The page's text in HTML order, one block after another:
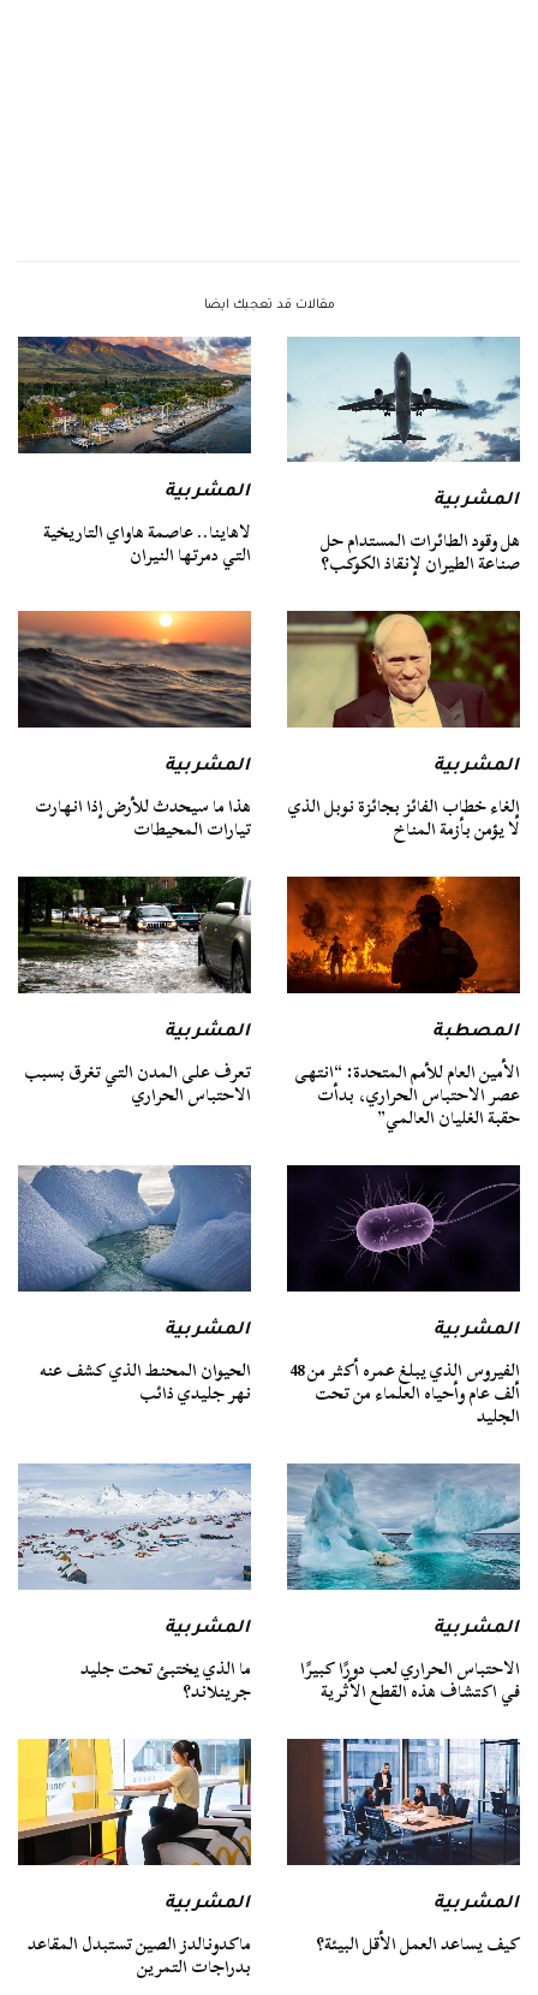
مقالات قد تعجبك ايضا
المشربية
هل وقود الطائرات المستدام حل
صناعة الطيران لإنقاذ الكوكب؟
المشربية
لاهاينا.. عاصمة هاواي التاريخية
التي دمرتها النيران
المشربية
إلغاء خطاب الفائز بجائزة نوبل الذي
لا يؤمن بأزمة المناخ
المشربية
هذا ما سيحدث للأرض إذا انهارت
تيارات المحيطات
المصطبة
الأمين العام للأمم المتحدة: “انتهى
عصر الاحتباس الحراري، بدأت
حقبة الغليان العالمي”
المشربية
تعرف على المدن التي تغرق بسبب
الاحتباس الحراري
المشربية
الفيروس الذي يبلغ عمره أكثر من 48
ألف عام وأحياه العلماء من تحت
الجليد
المشربية
الحيوان المحنط الذي كشف عنه
نهر جليدي ذائب
المشربية
الاحتباس الحراري لعب دورًا كبيرًا
في اكتشاف هذه القطع الأثرية
المشربية
ما الذي يختبئ تحت جليد
جرينلاند؟
المشربية
كيف يساعد العمل الأقل البيئة؟
المشربية
ماكدونالدز الصين تستبدل المقاعد
بدراجات التمرين